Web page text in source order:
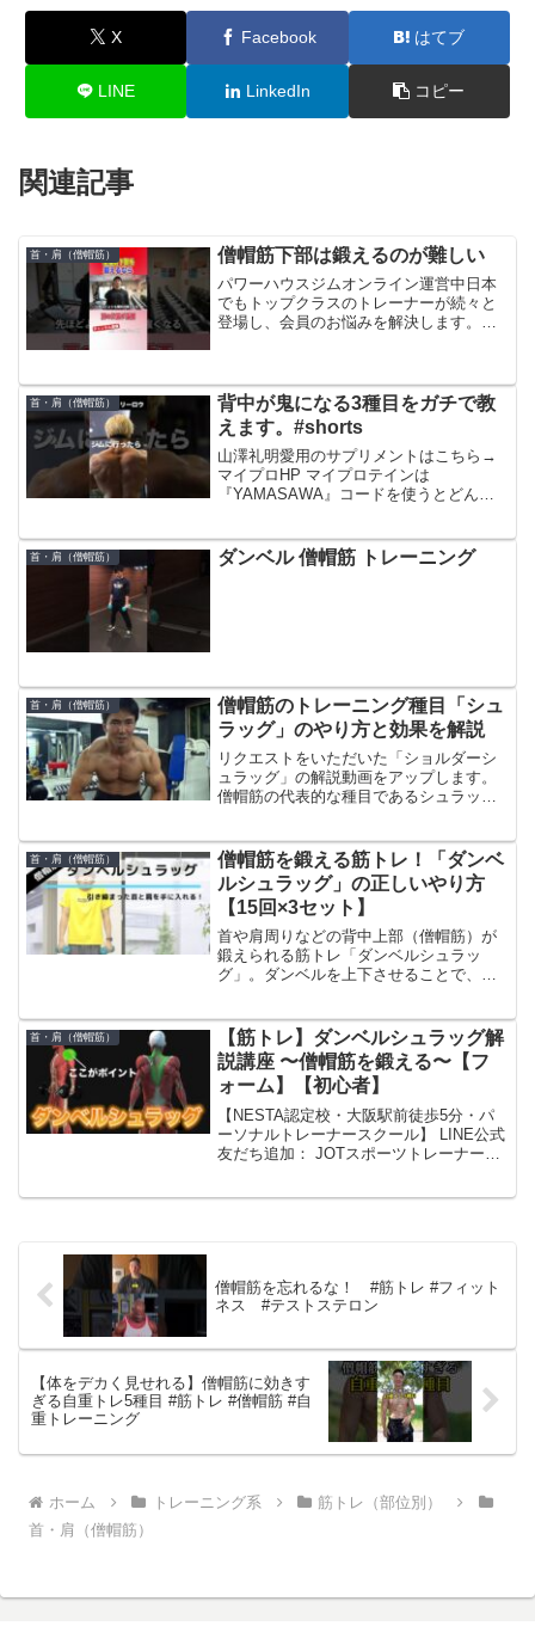
X Facebook はてブ
LINE LinkedIn コピー
関連記事
首・肩（僧帽筋） 僧帽筋下部は鍛えるのが難しい
パワーハウスジムオンライン運営中日本
でもトップクラスのトレーナーが続々と
登場し、会員のお悩みを解決します。痩
ストポージング講座、セミ...
首・肩（僧帽筋）
背中が鬼になる3種目をガチで教
えます。#shorts
山澤礼明愛用のサプリメントはこちら→
マイプロHP マイプロテインは
『YAMASAWA』コードを使うとどんな
になります。元シルクドゥソレイユパフ
ォーマー社員で現在はY...
首・肩（僧帽筋） ダンベル 僧帽筋 トレーニング
首・肩（僧帽筋）
僧帽筋のトレーニング種目「シュ
ラッグ」のやり方と効果を解説
リクエストをいただいた「ショルダーシ
ュラッグ」の解説動画をアップします。
僧帽筋の代表的な種目であるシュラッグ
ッグのバリエーションとそれぞれの僧帽
筋の効かせ方の違いについ...
首・肩（僧帽筋）
僧帽筋を鍛える筋トレ！「ダンベ
ルシュラッグ」の正しいやり方
【15回×3セット】
首や肩周りなどの背中上部（僧帽筋）が
鍛えられる筋トレ「ダンベルシュラッ
グ」。ダンベルを上下させることで、肩
トネストレーナーとして活躍する鳥光健
仁さん監修のもと、...
首・肩（僧帽筋）
【筋トレ】ダンベルシュラッグ解
説講座 〜僧帽筋を鍛える〜【フ
ォーム】【初心者】
【NESTA認定校・大阪駅前徒歩5分・パ
ーソナルトレーナースクール】 LINE公式
友だち追加： JOTスポーツトレーナー学
僧帽筋を忘れるな！ #筋トレ #フィット
ネス #テストステロン
【体をデカく見せれる】僧帽筋に効きす
ぎる自重トレ5種目 #筋トレ #僧帽筋 #自
重トレーニング
ホーム トレーニング系
筋トレ（部位別）
首・肩（僧帽筋）